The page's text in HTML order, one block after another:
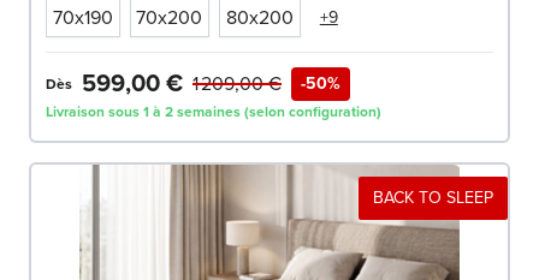
70x190 70x200 80x200 +9
Dès 599,00 € -50%
1 209,00 €
Livraison sous 1 à 2 semaines (selon configuration)
BACK TO SLEEP